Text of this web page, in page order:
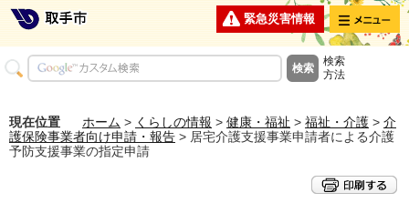
緊急災害情報 メニュー
検索
方法
現在位置 ホーム > くらしの情報 > 健康・福祉 > 福祉・介護 > 介
護保険事業者向け申請・報告 > 居宅介護支援事業申請者による介護
予防支援事業の指定申請